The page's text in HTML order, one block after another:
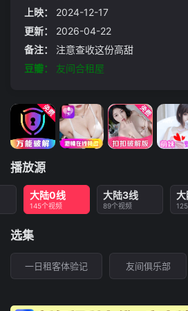
上映：
2024-12-17
更新：
2026-04-22
备注：
注意查收这份高甜
豆瓣：
友间合租屋
播放源
大陆0线
145个视频
大陆3线
89个视频
选集
一日租客体验记 友间俱乐部